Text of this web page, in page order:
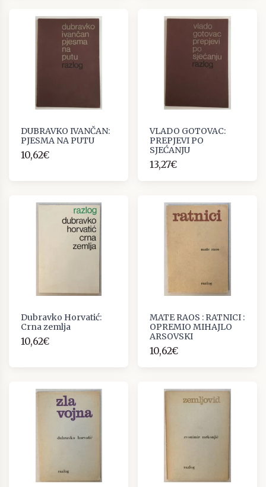
DUBRAVKO IVANČAN:
PJESMA NA PUTU
10,62€
VLADO GOTOVAC:
PREPJEVI PO
SJEĆANJU
13,27€
Dubravko Horvatić:
Crna zemlja
10,62€
MATE RAOS : RATNICI :
OPREMIO MIHAJLO
ARSOVSKI
10,62€